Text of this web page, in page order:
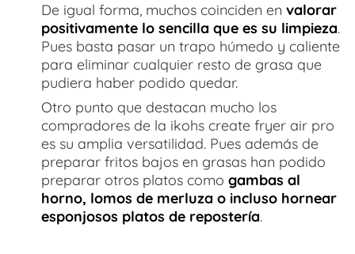
De igual forma, muchos coinciden en valorar
positivamente lo sencilla que es su limpieza.
Pues basta pasar un trapo húmedo y caliente
para eliminar cualquier resto de grasa que
pudiera haber podido quedar.
Otro punto que destacan mucho los
compradores de la ikohs create fryer air pro
es su amplia versatilidad. Pues además de
preparar fritos bajos en grasas han podido
preparar otros platos como gambas al
horno, lomos de merluza o incluso hornear
esponjosos platos de repostería.